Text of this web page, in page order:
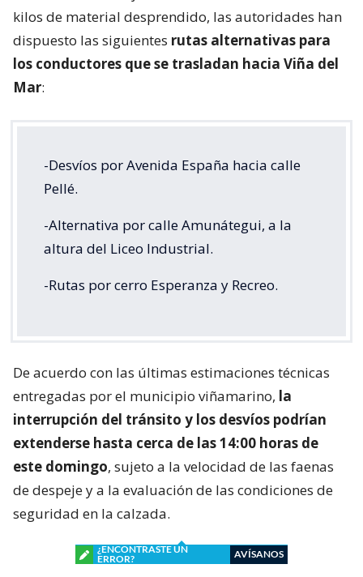
kilos de material desprendido, las autoridades han
dispuesto las siguientes rutas alternativas para
los conductores que se trasladan hacia Viña del
Mar:
-Desvíos por Avenida España hacia calle
Pellé.
-Alternativa por calle Amunátegui, a la
altura del Liceo Industrial.
-Rutas por cerro Esperanza y Recreo.
De acuerdo con las últimas estimaciones técnicas
entregadas por el municipio viñamarino, la
interrupción del tránsito y los desvíos podrían
extenderse hasta cerca de las 14:00 horas de
este domingo, sujeto a la velocidad de las faenas
de despeje y a la evaluación de las condiciones de
seguridad en la calzada.
¿ENCONTRASTE UN
ERROR?
AVÍSANOS